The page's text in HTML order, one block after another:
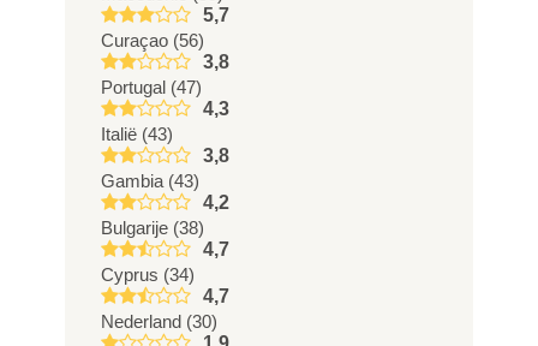
5,7
Curaçao (56)
3,8
Portugal (47)
4,3
Italië (43)
3,8
Gambia (43)
4,2
Bulgarije (38)
4,7
Cyprus (34)
4,7
Nederland (30)